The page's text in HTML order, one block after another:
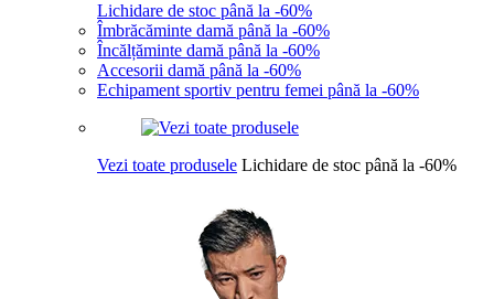
Lichidare de stoc până la -60%
Îmbrăcăminte damă până la -60%
Încălțăminte damă până la -60%
Accesorii damă până la -60%
Echipament sportiv pentru femei până la -60%
Vezi toate produsele Lichidare de stoc până la -60%